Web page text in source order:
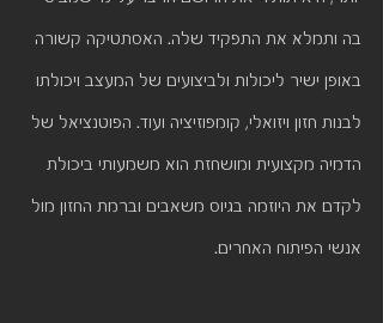
בה ותמלא את התפקיד שלה. האסתטיקה קשורה
באופן ישיר ליכולות ולביצועים של המעצב ויכולתו
לבנות חזון ויזואלי, קומפוזיציה ועוד. הפוטנציאל של
הדמיה מקצועית ומושחזת הוא משמעותי ביכולת
לקדם את היוזמה בגיוס משאבים וברמת החזון מול
אנשי הפיתוח האחרים.